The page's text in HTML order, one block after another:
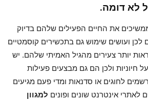
לא דומה.
את החיים הפעילים שלהם בדיוק
לכן ועושים שימוש גם בתכשירים קוסמטיים
יותר צעירים מהגיל האמיתי שלהם. יש
חיוניות ולכן הם גם מבצעים פעילות
לחוגים או סדנאות ומדי פעם מגיעים
לאתרי אינטרנט שונים ופונים למגוון